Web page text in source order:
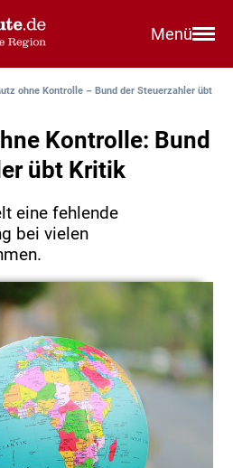
Menü
ohne Kontrolle – Bund der Steuerzahler übt
Kontrolle: Bund
übt Kritik
eine fehlende
bei vielen